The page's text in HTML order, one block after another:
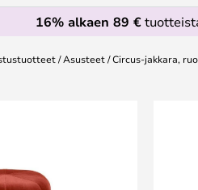
16% alkaen 89 €
Asusteet Circus-jakkara,